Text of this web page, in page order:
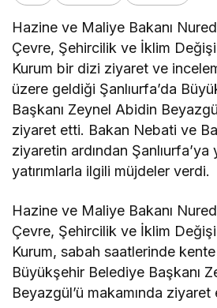
Hazine ve Maliye Bakanı
Çevre, Şehircilik ve İklim
Kurum bir dizi ziyaret ve
üzere geldiği Şanlıurfa’da
Başkanı Zeynel Abidin
ziyaret etti. Bakan Nebati ve
ziyaretin ardından Şanlıurfa’ya
yatırımlarla ilgili müjdeler verdi.
Hazine ve Maliye Bakanı
Çevre, Şehircilik ve İklim
Kurum, sabah saatlerinde
Büyükşehir Belediye Başkanı
Beyazgül’ü makamında ziyaret